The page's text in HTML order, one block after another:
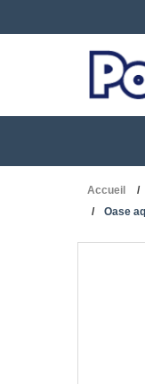
Accueil
Oase